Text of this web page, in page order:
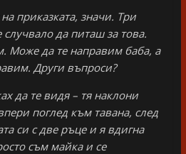
приказката, значи. Три
да питаш за това.
Може да те направим баба, а
Други въпроси?
да те видя – тя наклони
поглед към тавана, след
си с две ръце и я вдигна
съм майка и се